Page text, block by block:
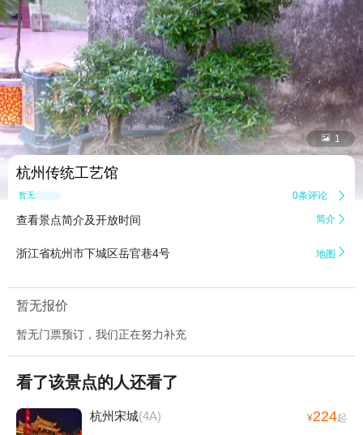
 1
杭州传统工艺馆
暂无点评 0条评论 
查看景点简介及开放时间 简介 
浙江省杭州市下城区岳官巷4号 地图 
暂无报价
暂无门票预订，我们正在努力补充
看了该景点的人还看了
杭州宋城(4A) ¥224起
